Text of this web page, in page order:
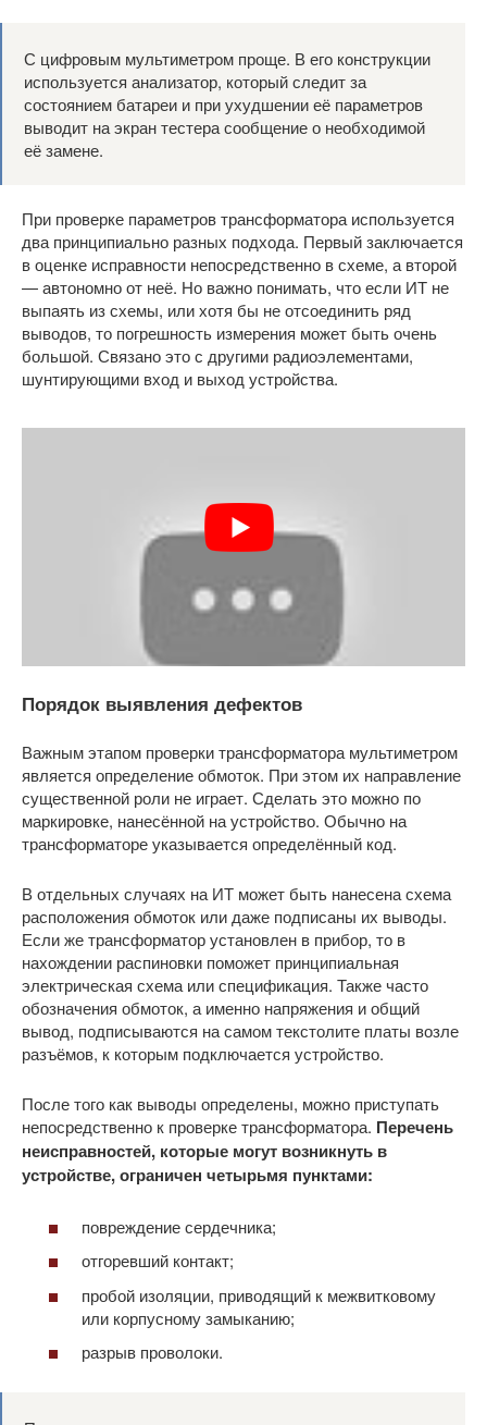
С цифровым мультиметром проще. В его конструкции
используется анализатор, который следит за
состоянием батареи и при ухудшении её параметров
выводит на экран тестера сообщение о необходимой
её замене.
При проверке параметров трансформатора используется
два принципиально разных подхода. Первый заключается
в оценке исправности непосредственно в схеме, а второй
— автономно от неё. Но важно понимать, что если ИТ не
выпаять из схемы, или хотя бы не отсоединить ряд
выводов, то погрешность измерения может быть очень
большой. Связано это с другими радиоэлементами,
шунтирующими вход и выход устройства.
Порядок выявления дефектов
Важным этапом проверки трансформатора мультиметром
является определение обмоток. При этом их направление
существенной роли не играет. Сделать это можно по
маркировке, нанесённой на устройство. Обычно на
трансформаторе указывается определённый код.
В отдельных случаях на ИТ может быть нанесена схема
расположения обмоток или даже подписаны их выводы.
Если же трансформатор установлен в прибор, то в
нахождении распиновки поможет принципиальная
электрическая схема или спецификация. Также часто
обозначения обмоток, а именно напряжения и общий
вывод, подписываются на самом текстолите платы возле
разъёмов, к которым подключается устройство.
После того как выводы определены, можно приступать
непосредственно к проверке трансформатора. Перечень
неисправностей, которые могут возникнуть в
устройстве, ограничен четырьмя пунктами:
повреждение сердечника;
отгоревший контакт;
пробой изоляции, приводящий к межвитковому
или корпусному замыканию;
разрыв проволоки.